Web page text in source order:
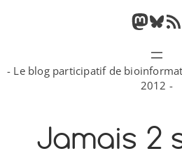
M
o
B
l
u
s
F
u
R
- Le blog participatif de
2012 -
Jamais 2